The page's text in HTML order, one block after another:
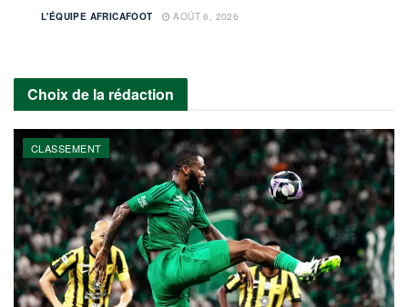
L'ÉQUIPE AFRICAFOOT AOÛT 6, 2026
Choix de la rédaction
CLASSEMENT